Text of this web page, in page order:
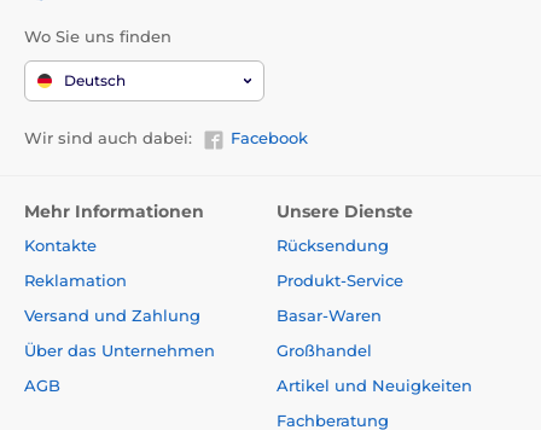
Wo Sie uns finden
Deutsch
Wir sind auch dabei: Facebook
Mehr Informationen
Kontakte
Reklamation
Versand und Zahlung
Über das Unternehmen
AGB
Unsere Dienste
Rücksendung
Produkt-Service
Basar-Waren
Großhandel
Artikel und Neuigkeiten
Fachberatung